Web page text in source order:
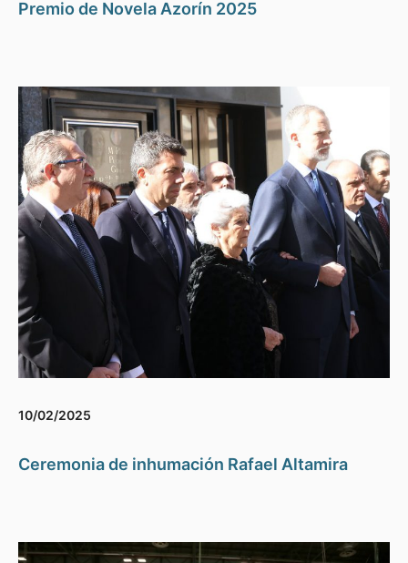
Premio de Novela Azorín 2025
10/02/2025
Ceremonia de inhumación Rafael Altamira